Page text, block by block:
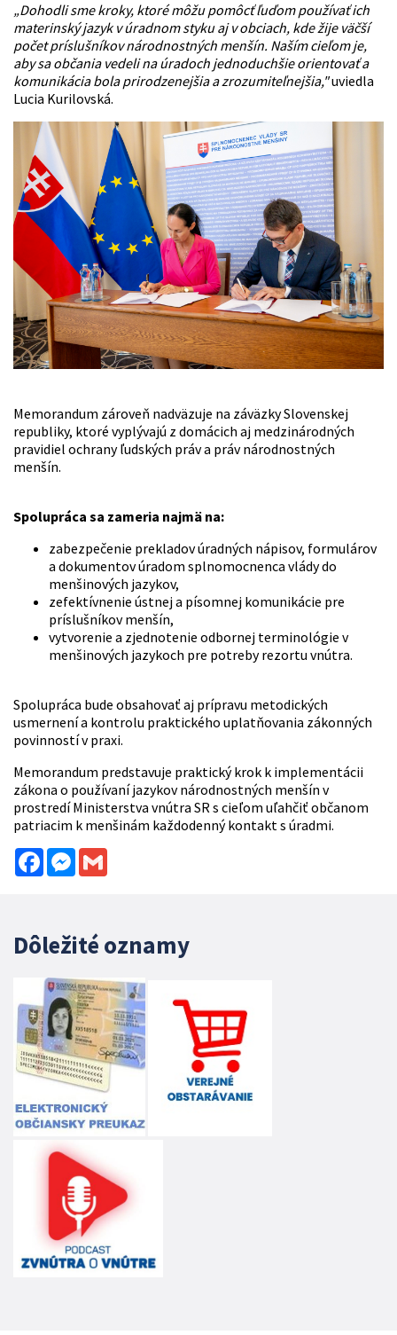
„Dohodli sme kroky, ktoré môžu pomôcť ľuďom používať ich
materinský jazyk v úradnom styku aj v obciach, kde žije väčší
počet príslušníkov národnostných menšín. Naším cieľom je,
aby sa občania vedeli na úradoch jednoduchšie orientovať a
komunikácia bola prirodzenejšia a zrozumiteľnejšia,"uviedla
Lucia Kurilovská.
Memorandum zároveň nadväzuje na záväzky Slovenskej
republiky, ktoré vyplývajú z domácich aj medzinárodných
pravidiel ochrany ľudských práv a práv národnostných
menšín.
Spolupráca sa zameria najmä na:
zabezpečenie prekladov úradných nápisov, formulárov
a dokumentov úradom splnomocnenca vlády do
menšinových jazykov,
zefektívnenie ústnej a písomnej komunikácie pre
príslušníkov menšín,
vytvorenie a zjednotenie odbornej terminológie v
menšinových jazykoch pre potreby rezortu vnútra.
Spolupráca bude obsahovať aj prípravu metodických
usmernení a kontrolu praktického uplatňovania zákonných
povinností v praxi.
Memorandum predstavuje praktický krok k implementácii
zákona o používaní jazykov národnostných menšín v
prostredí Ministerstva vnútra SR s cieľom uľahčiť občanom
patriacim k menšinám každodenný kontakt s úradmi.
FacebookMessenger
Dôležité oznamy